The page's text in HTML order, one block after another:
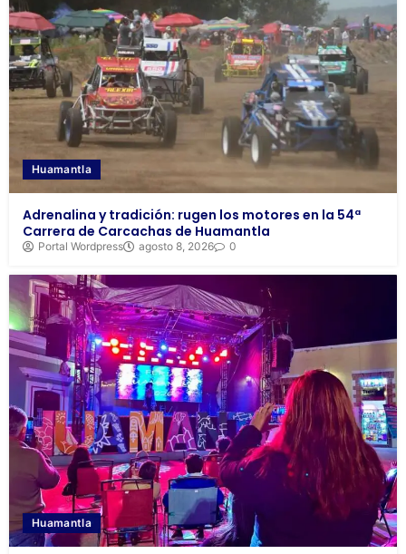
Huamantla
Adrenalina y tradición: rugen los motores en la 54ª
Carrera de Carcachas de Huamantla
Portal Wordpress agosto 8, 2026 0
Huamantla